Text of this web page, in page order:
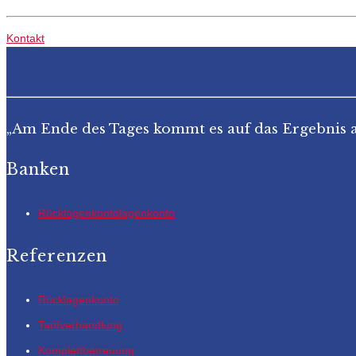
Kontakt
„Am Ende des Tages kommt es auf das Ergebnis
Banken
Rücklagenkontolagenkonto
Referenzen
Rücklagenkonto
Tarifverhandlung
Komplettbetreuung